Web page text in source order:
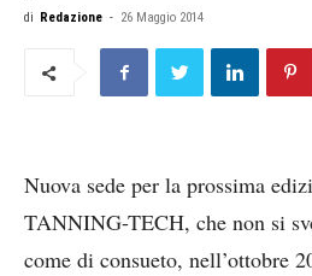
di Redazione - 26 Maggio 2014
Nuova sede per la prossima
TANNING-TECH, che non si
come di consueto, nell’ottobre